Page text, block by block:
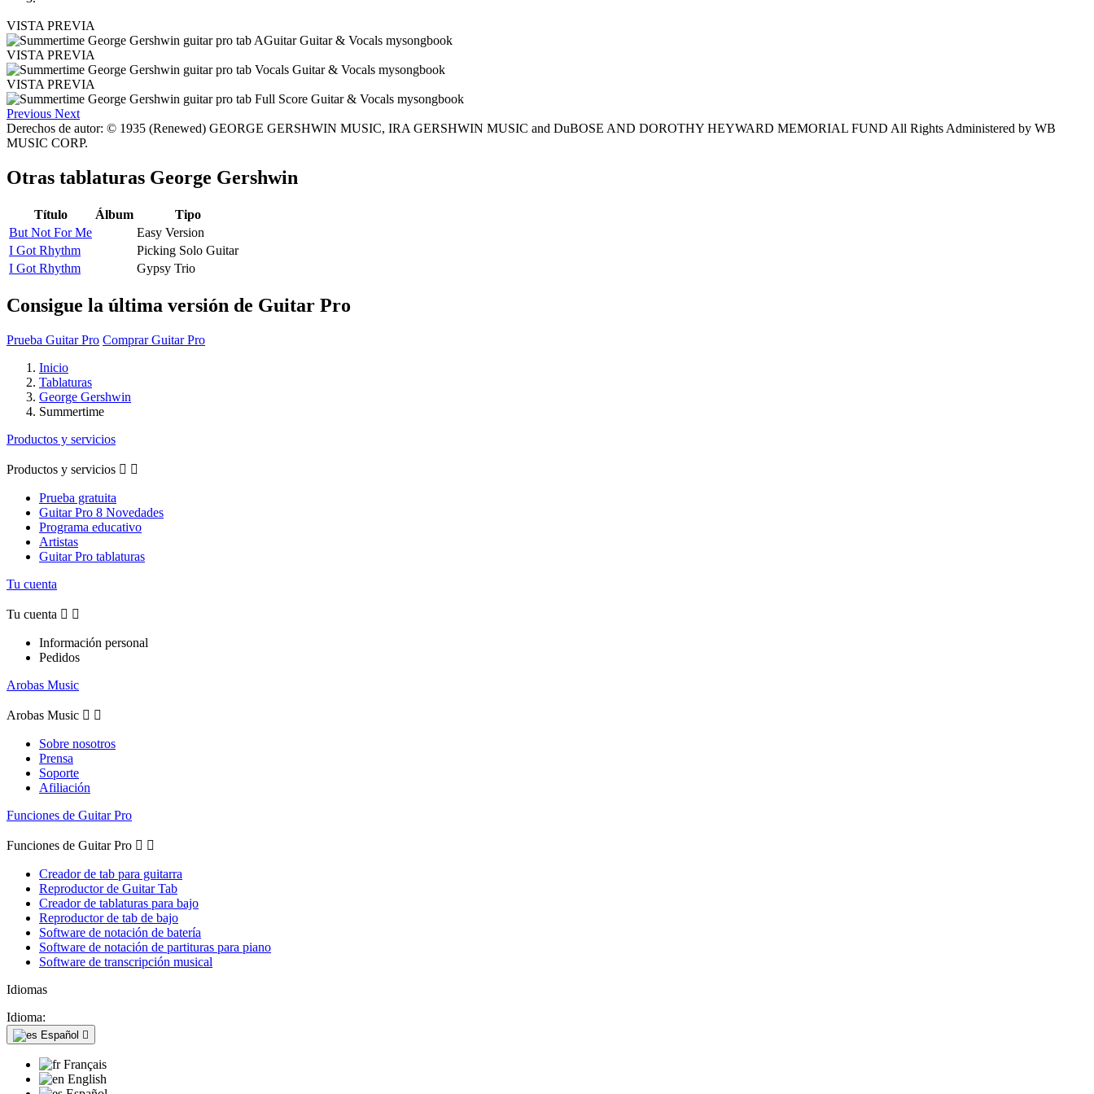
VISTA PREVIA
VISTA PREVIA
VISTA PREVIA
Previous Next
Derechos de autor: © 1935 (Renewed) GEORGE GERSHWIN MUSIC, IRA GERSHWIN MUSIC and DuBOSE AND DOROTHY HEYWARD MEMORIAL FUND All Rights Administered by WB
MUSIC CORP.
Otras tablaturas George Gershwin
Título Álbum
Tipo
But Not For Me
Easy Version
I Got Rhythm
Picking Solo Guitar
I Got Rhythm
Gypsy Trio
Consigue la última versión de Guitar Pro
Prueba Guitar Pro Comprar Guitar Pro
Inicio
Tablaturas
George Gershwin
Summertime
Productos y servicios
Productos y servicios  
Prueba gratuita
Guitar Pro 8 Novedades
Programa educativo
Artistas
Guitar Pro tablaturas
Tu cuenta
Tu cuenta  
Información personal
Pedidos
Arobas Music
Arobas Music  
Sobre nosotros
Prensa
Soporte
Afiliación
Funciones de Guitar Pro
Funciones de Guitar Pro  
Creador de tab para guitarra
Reproductor de Guitar Tab
Creador de tablaturas para bajo
Reproductor de tab de bajo
Software de notación de batería
Software de notación de partituras para piano
Software de transcripción musical
Idiomas
Idioma:
Español 
Français
English